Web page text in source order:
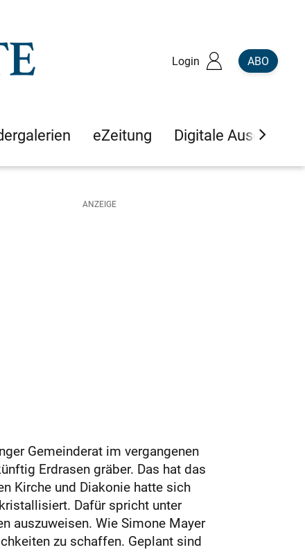
Login ABO
eZeitung Digitale Ausgaben
Gemeinderat im vergangenen
Erdrasen gräber. Das hat das
Kirche und Diakonie hatte sich
Dafür spricht unter
auszuweisen. Wie Simone Mayer
zu schaffen. Geplant sind